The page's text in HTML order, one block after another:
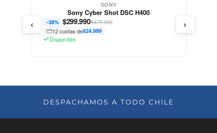
SONY
Sony Cyber Shot DSC H400
-38% $299.990$479.990
12 cuotas de$24.999
Disponible
‹ ›
DESPACHAMOS A TODO CHILE